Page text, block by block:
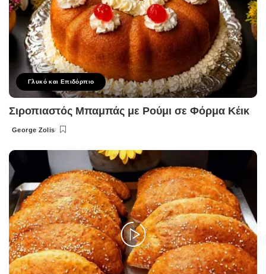
Γλυκό και Επιδόρπιο
Σιροπιαστός Μπαμπάς με Ρούμι σε Φόρμα Κέικ
Posted
George Zolis